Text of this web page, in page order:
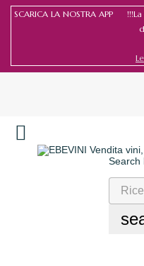
SCARICA LA NOSTRA APP
Search